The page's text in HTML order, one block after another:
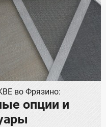
во Фрязино:
опции и